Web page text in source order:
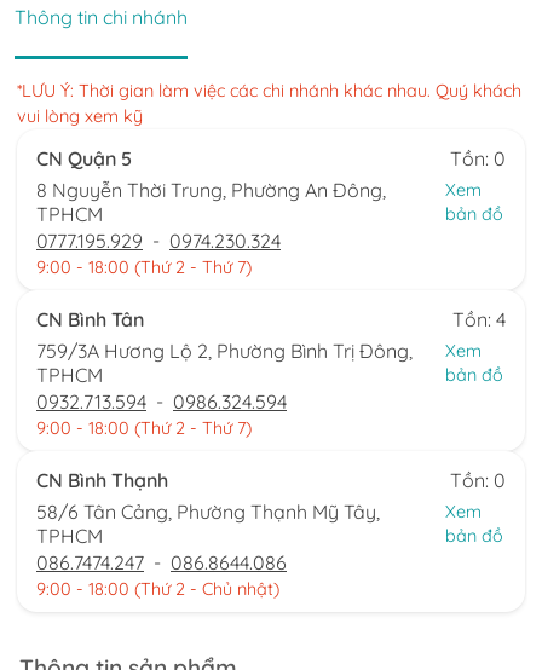
Thông tin chi nhánh
*LƯU Ý: Thời gian làm việc các chi nhánh khác nhau. Quý khách
vui lòng xem kỹ
CN Quận 5
Tồn: 0
8 Nguyễn Thời Trung, Phường An Đông,
TPHCM
Xem
bản đồ
0777.195.929 - 0974.230.324
9:00 - 18:00 (Thứ 2 - Thứ 7)
CN Bình Tân
Tồn: 4
759/3A Hương Lộ 2, Phường Bình Trị Đông,
TPHCM
Xem
bản đồ
0932.713.594 - 0986.324.594
9:00 - 18:00 (Thứ 2 - Thứ 7)
CN Bình Thạnh
Tồn: 0
58/6 Tân Cảng, Phường Thạnh Mỹ Tây,
TPHCM
Xem
bản đồ
086.7474.247 - 086.8644.086
9:00 - 18:00 (Thứ 2 - Chủ nhật)